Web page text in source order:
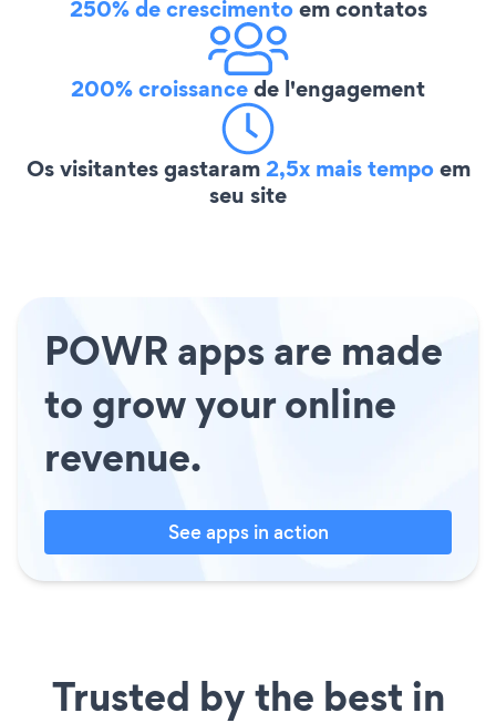
250% de crescimentoem contatos
200% croissancede l'engagement
Os visitantes gastaram2,5x mais tempoem
seu site
POWR apps are made
to grow your online
revenue.
See apps in action
Trusted by the best in